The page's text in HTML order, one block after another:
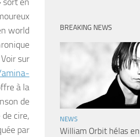
world
sur
à la
de
de cire,
par
BREAKING NEWS
NEWS
William Orbit hélas